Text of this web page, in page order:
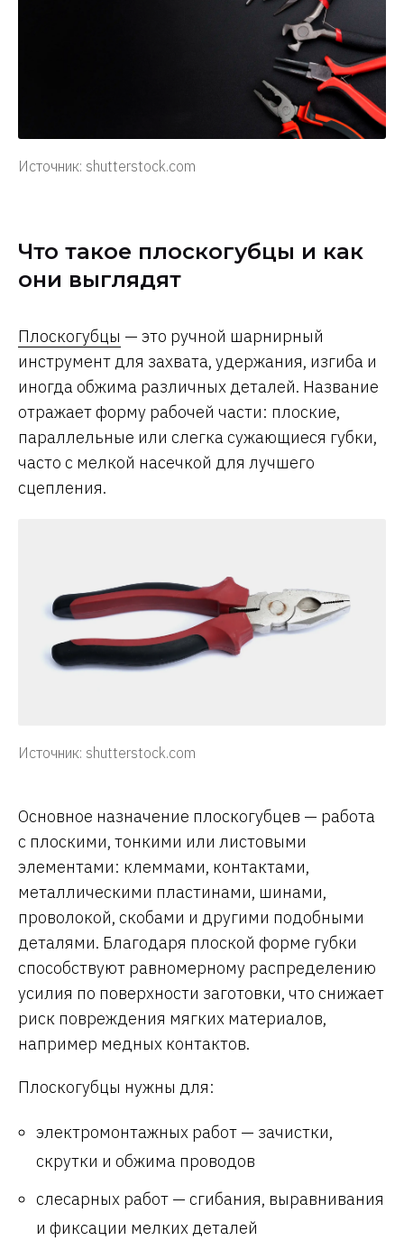
Источник: shutterstock.com
Что такое плоскогубцы и как
они выглядят
Плоскогубцы — это ручной шарнирный
инструмент для захвата, удержания, изгиба и
иногда обжима различных деталей. Название
отражает форму рабочей части: плоские,
параллельные или слегка сужающиеся губки,
часто с мелкой насечкой для лучшего
сцепления.
Источник: shutterstock.com
Основное назначение плоскогубцев — работа
с плоскими, тонкими или листовыми
элементами: клеммами, контактами,
металлическими пластинами, шинами,
проволокой, скобами и другими подобными
деталями. Благодаря плоской форме губки
способствуют равномерному распределению
усилия по поверхности заготовки, что снижает
риск повреждения мягких материалов,
например медных контактов.
Плоскогубцы нужны для:
электромонтажных работ — зачистки,
скрутки и обжима проводов
слесарных работ — сгибания, выравнивания
и фиксации мелких деталей